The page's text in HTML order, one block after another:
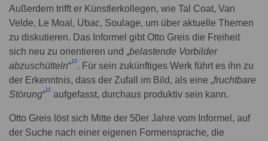
Außerdem trifft er Künstlerkollegen, wie Tal Coat, Van
Velde, Le Moal, Ubac, Soulage, um über aktuelle Themen
zu diskutieren. Das Informel gibt Otto Greis die Freiheit
sich neu zu orientieren und „belastende Vorbilder
abzuschütteln“10. Für sein zukünftiges Werk führt es ihn zu
der Erkenntnis, dass der Zufall im Bild, als eine „fruchtbare
Störung“11 aufgefasst, durchaus produktiv sein kann.
Otto Greis löst sich Mitte der 50er Jahre vom Informel, auf
der Suche nach einer eigenen Formensprache, die